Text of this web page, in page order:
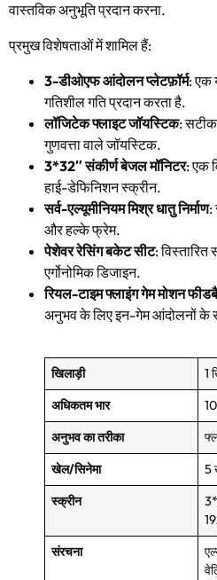
वास्तविक अनुभूति प्रदान करना.
प्रमुख विशेषताओं में शामिल हैं:
3-डीओएफ आंदोलन प्लेटफ़ॉर्म: एक
गतिशील गति प्रदान करता है.
लॉजिटेक फ्लाइट जॉयस्टिक:
गुणवत्ता वाले जॉयस्टिक.
3*32″ संकीर्ण बेजल मॉनिटर: एक
हाई-डेफिनिशन स्क्रीन.
सर्व-एल्यूमीनियम मिश्र धातु निर्माण:
और हल्के फ्रेम.
पेशेवर रेसिंग बकेट सीट:
एर्गोनोमिक डिजाइन.
रियल-टाइम फ्लाइंग गेम मोशन
अनुभव के लिए इन-गेम आंदोलनों के
खिलाड़ी
1
अधिकतम भार
अनुभव का तरीका
खेल/सिनेमा
5
स्क्रीन
संरचना